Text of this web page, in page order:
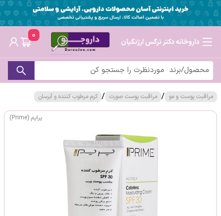
داروخانه دکتر نرگس ارژنگیان
0
مراقبت پوست و مو / مراقبت پوست صورت / کرم مرطوب کننده و آبرسان
پرایم (Prime)